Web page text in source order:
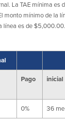
La TAE mínima es
monto mínimo de la
línea es de $5,000.00.
Pago inicial
0% 36